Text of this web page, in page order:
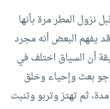
نزول المطر مرة بأنها
يفهم البعض أنه مجرد
أن السياق اختلف في
جو بعث وإحياء وخلق
ثم تهتز وتربو وتنبت